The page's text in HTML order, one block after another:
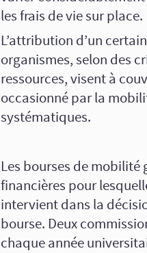
les frais de vie sur place.
L’attribution d’un
organismes, selon des
ressources, visent à
occasionné par la
systématiques.
Les bourses de mobilité
financières pour
intervient dans la
bourse. Deux
chaque année